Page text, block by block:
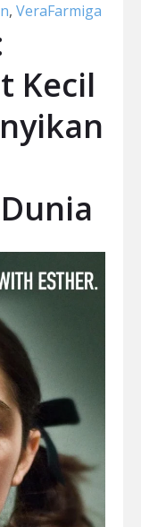
, VeraFarmiga
Kecil